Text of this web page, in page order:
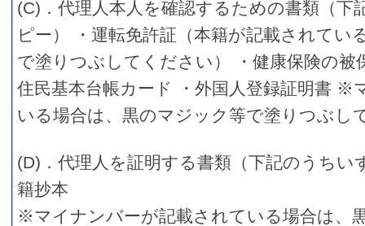
(C)．代理人本人を確認するための書類（下
ピー） ・運転免許証（本籍が記載されてい
で塗りつぶしてください） ・健康保険の被
住民基本台帳カード ・外国人登録証明書 ※
いる場合は、黒のマジック等で塗りつぶし
(D)．代理人を証明する書類（下記のうちい
籍抄本
※マイナンバーが記載されている場合は、